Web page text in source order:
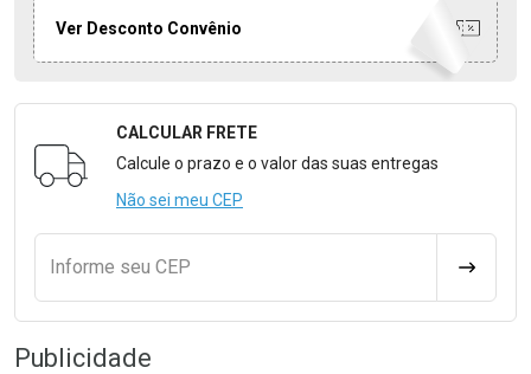
Ver Desconto Convênio
Formulário para Calcular o Frete
CALCULAR FRETE
Calcule o prazo e o valor das suas entregas
Não sei meu CEP
Informe seu CEP
Publicidade